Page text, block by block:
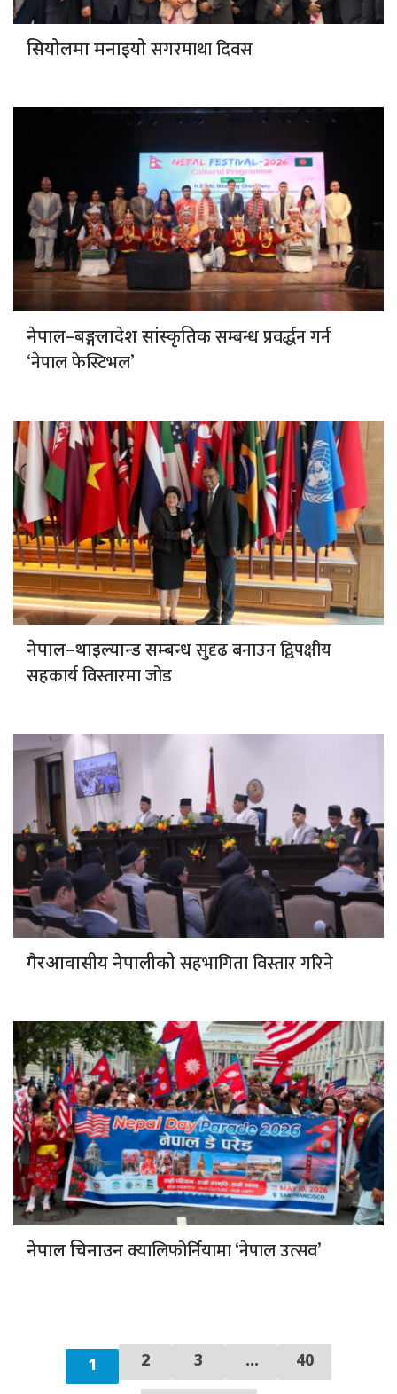
सियोलमा मनाइयोसगरमाथा दिवस
नेपाल–बङ्गलादेश सांस्कृतिकसम्बन्ध प्रवर्द्धन गर्न
‘नेपाल फेस्टिभल’
नेपाल–थाइल्यान्ड सम्बन्धसुदृढ बनाउन द्विपक्षीय
सहकार्य विस्तारमा जोड
गैरआवासीय नेपालीकोसहभागिता विस्तार गरिने
नेपाल चिनाउनक्यालिफोर्नियामा ‘नेपाल उत्सव’
1 2 3 ... 40